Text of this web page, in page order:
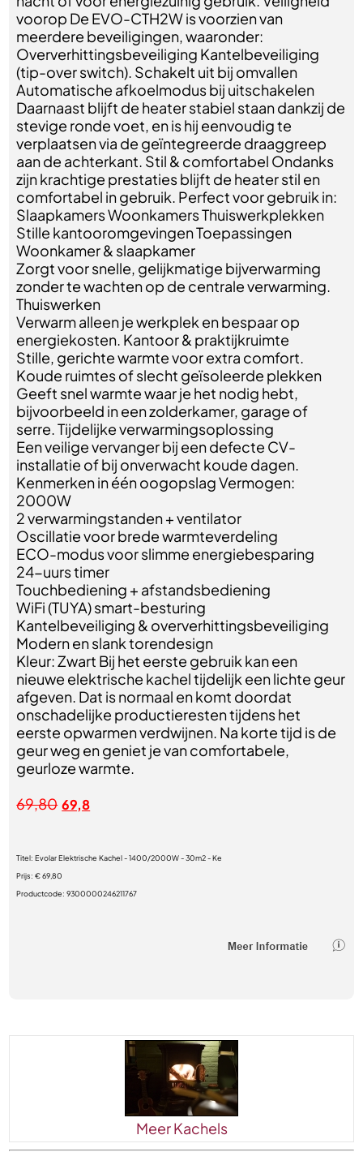
voorop De EVO-CTH2W is voorzien van
meerdere beveiligingen, waaronder:
Oververhittingsbeveiliging Kantelbeveiliging
(tip-over switch). Schakelt uit bij omvallen
Automatische afkoelmodus bij uitschakelen
Daarnaast blijft de heater stabiel staan dankzij de
stevige ronde voet, en is hij eenvoudig te
verplaatsen via de geïntegreerde draaggreep
aan de achterkant. Stil & comfortabel Ondanks
zijn krachtige prestaties blijft de heater stil en
comfortabel in gebruik. Perfect voor gebruik in:
Slaapkamers Woonkamers Thuiswerkplekken
Stille kantooromgevingen Toepassingen
Woonkamer & slaapkamer
Zorgt voor snelle, gelijkmatige bijverwarming
zonder te wachten op de centrale verwarming.
Thuiswerken
Verwarm alleen je werkplek en bespaar op
energiekosten. Kantoor & praktijkruimte
Stille, gerichte warmte voor extra comfort.
Koude ruimtes of slecht geïsoleerde plekken
Geeft snel warmte waar je het nodig hebt,
bijvoorbeeld in een zolderkamer, garage of
serre. Tijdelijke verwarmingsoplossing
Een veilige vervanger bij een defecte CV-
installatie of bij onverwacht koude dagen.
Kenmerken in één oogopslag Vermogen:
2000W
2 verwarmingstanden + ventilator
Oscillatie voor brede warmteverdeling
ECO-modus voor slimme energiebesparing
24-uurs timer
Touchbediening + afstandsbediening
WiFi (TUYA) smart-besturing
Kantelbeveiliging & oververhittingsbeveiliging
Modern en slank torendesign
Kleur: Zwart Bij het eerste gebruik kan een
nieuwe elektrische kachel tijdelijk een lichte geur
afgeven. Dat is normaal en komt doordat
onschadelijke productieresten tijdens het
eerste opwarmen verdwijnen. Na korte tijd is de
geur weg en geniet je van comfortabele,
geurloze warmte.
69,80 69,8
Titel:Evolar Elektrische Kachel - 1400/2000W - 30m2 - Ke
Prijs:€ 69,80
Productcode:9300000246211767
Meer Kachels